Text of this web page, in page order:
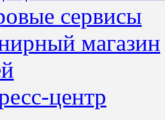
сервисы
магазин
центр